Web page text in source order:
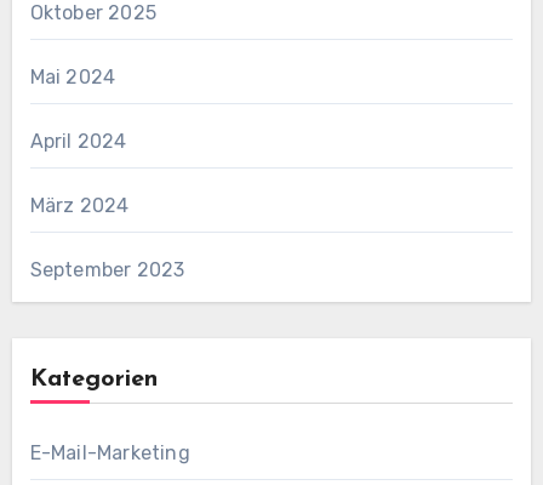
Oktober 2025
Mai 2024
April 2024
März 2024
September 2023
Kategorien
E-Mail-Marketing